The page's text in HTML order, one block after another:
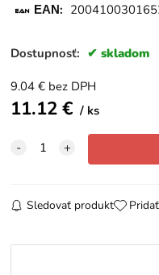
EAN:
Dostupnosť: skladom
9.04 € bez DPH
11.12€ ks
Sledovať produkt